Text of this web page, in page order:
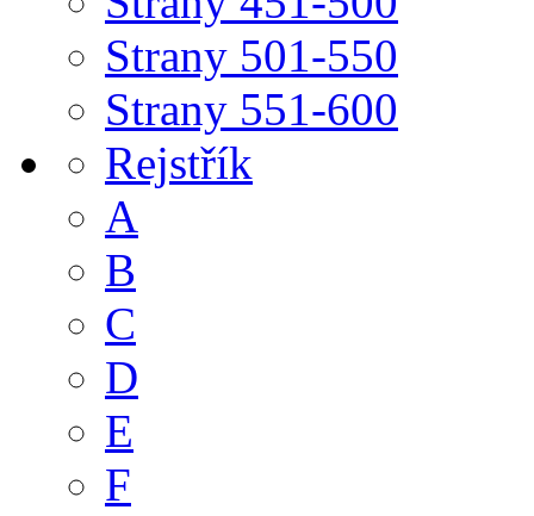
Strany 501-550
Strany 551-600
Rejstřík
A
B
C
D
E
F